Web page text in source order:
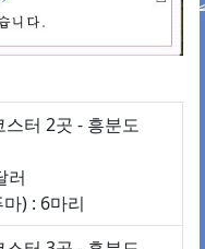
터 2곳 - 흥분도
러
) : 6마리